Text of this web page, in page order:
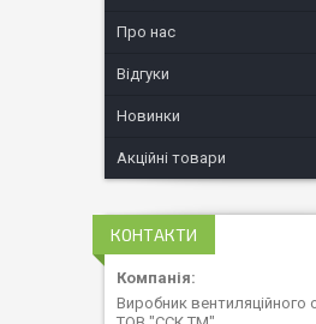
Про нас
Відгуки
Новинки
Акційні товари
КОНТАКТИ
Виробник вентиляційного